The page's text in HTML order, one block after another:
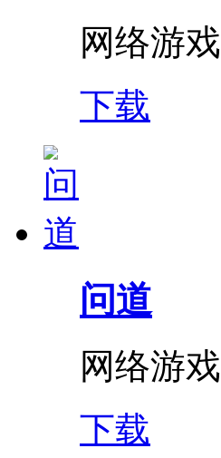
网络游戏
下载
问道
网络游戏
下载